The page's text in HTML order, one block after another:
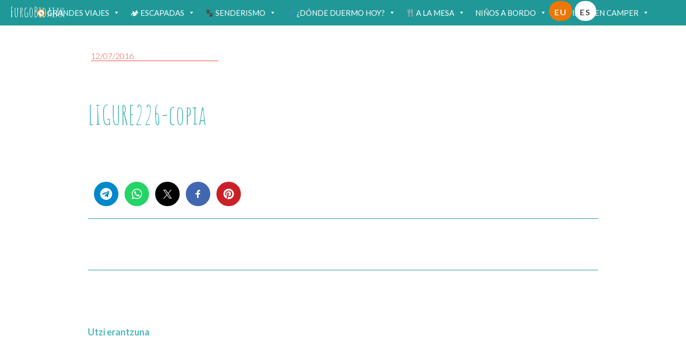
FurgoBidaiakGRANDES VIAJES 🏕 ESCAPADAS SENDERISMO ¿DÓNDE DUERMO HOY? A LA MESA NIÑOS A BORDO VIAJAR EN CAMPER
EU ES
12/07/2016
LIGURE226-copia
Utzi erantzuna